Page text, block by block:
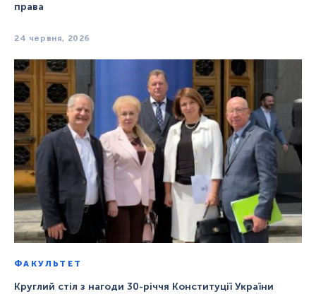
права
24 червня, 2026
ФАКУЛЬТЕТ
Круглий стіл з нагоди 30-річчя Конституції України